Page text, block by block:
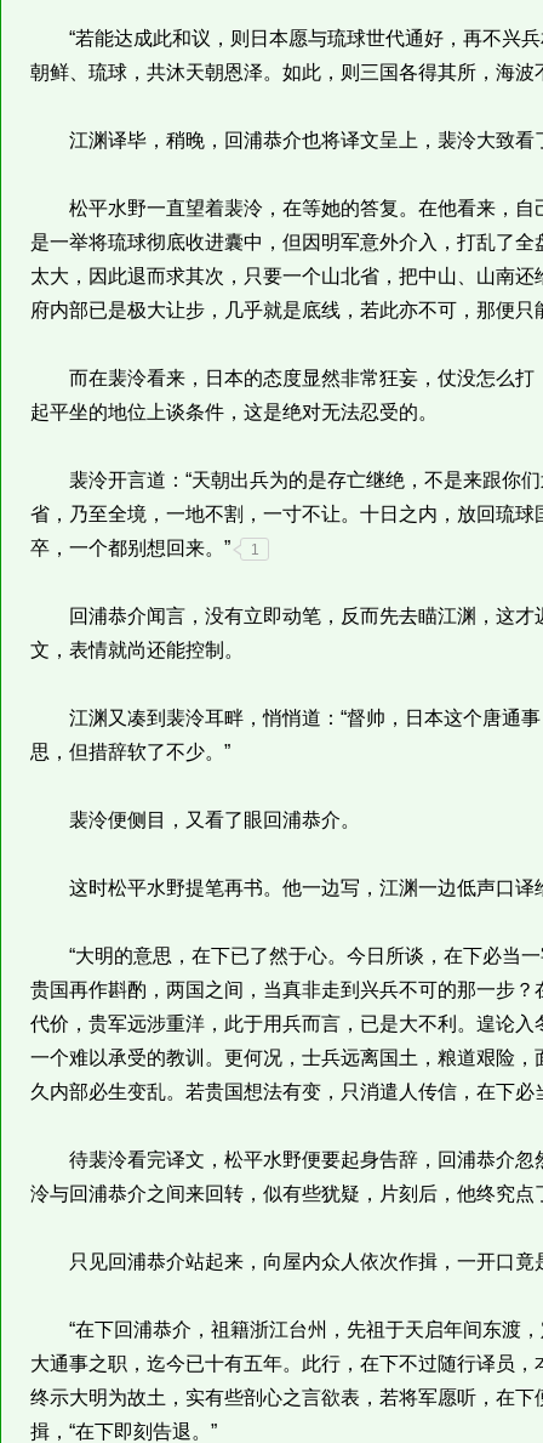
“若能达成此和议，则日本愿与琉球世代通好，再不兴兵
朝鲜、琉球，共沐天朝恩泽。如此，则三国各得其所，海波
江渊译毕，稍晚，回浦恭介也将译文呈上，裴泠大致看
松平水野一直望着裴泠，在等她的答复。在他看来，自
是一举将琉球彻底收进囊中，但因明军意外介入，打乱了
太大，因此退而求其次，只要一个山北省，把中山、山南
府内部已是极大让步，几乎就是底线，若此亦不可，那便只
而在裴泠看来，日本的态度显然非常狂妄，仗没怎么打
起平坐的地位上谈条件，这是绝对无法忍受的。
裴泠开言道：“天朝出兵为的是存亡继绝，不是来跟你们
省，乃至全境，一地不割，一寸不让。十日之内，放回琉
卒，一个都别想回来。”
1
回浦恭介闻言，没有立即动笔，反而先去瞄江渊，这才
文，表情就尚还能控制。
江渊又凑到裴泠耳畔，悄悄道：“督帅，日本这个唐通事
思，但措辞软了不少。”
裴泠便侧目，又看了眼回浦恭介。
这时松平水野提笔再书。他一边写，江渊一边低声口译
“大明的意思，在下已了然于心。今日所谈，在下必当一
贵国再作斟酌，两国之间，当真非走到兴兵不可的那一步
代价，贵军远涉重洋，此于用兵而言，已是大不利。遑论
一个难以承受的教训。更何况，士兵远离国土，粮道艰险
久内部必生变乱。若贵国想法有变，只消遣人传信，在下
待裴泠看完译文，松平水野便要起身告辞，回浦恭介忽
泠与回浦恭介之间来回转，似有些犹疑，片刻后，他终究
只见回浦恭介站起来，向屋内众人依次作揖，一开口竟
“在下回浦恭介，祖籍浙江台州，先祖于天启年间东渡，
大通事之职，迄今已十有五年。此行，在下不过随行译员
终示大明为故土，实有些剖心之言欲表，若将军愿听，在下
揖，“在下即刻告退。”